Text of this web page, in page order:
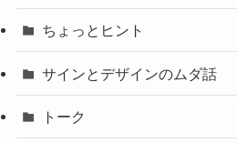
ちょっとヒント
サインとデザインのムダ話
トーク